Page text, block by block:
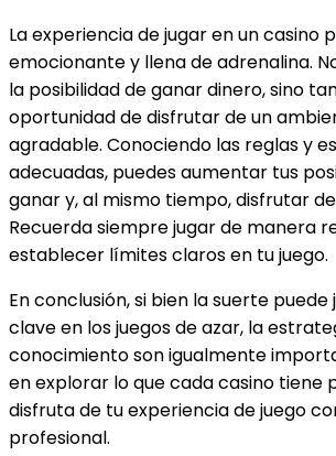
La experiencia de jugar en un casino
emocionante y llena de adrenalina.
la posibilidad de ganar dinero, sino
oportunidad de disfrutar de un
agradable. Conociendo las reglas y
adecuadas, puedes aumentar tus
ganar y, al mismo tiempo, disfrutar
Recuerda siempre jugar de manera
establecer límites claros en tu juego.
En conclusión, si bien la suerte
clave en los juegos de azar, la
conocimiento son igualmente
en explorar lo que cada casino tiene
disfruta de tu experiencia de juego
profesional.